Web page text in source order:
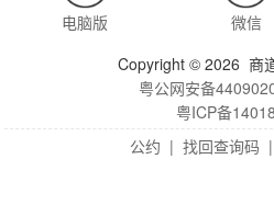
电脑版 微信
Copyright © 2026 商
粤公网安备
粤ICP备
公约 | 找回查询码 |